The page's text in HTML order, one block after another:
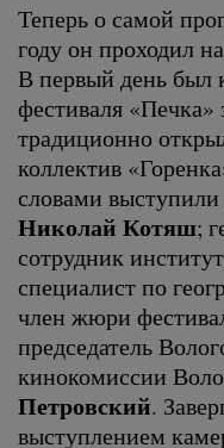
Теперь о самой
году он проходил
В первый день был
фестиваля «Печка»
традиционно
коллектив
словами выступили
Николай Котяш;
сотрудник
специалист по
член жюри
председатель
кинокомиссии
Петровский.
выступлением